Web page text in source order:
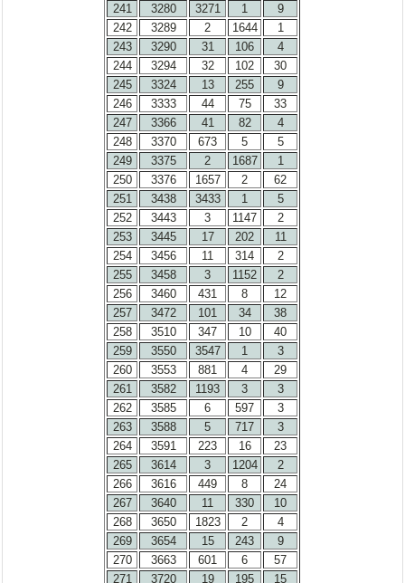
241
3280 3271 1
9
242
3289 2 1644
1
243
3290 31 106
4
244
3294 32 102
30
245
3324 13 255
9
246
3333 44 75
33
247
3366 41 82
4
248
3370 673 5
5
249
3375 2 1687
1
250
3376 1657 2
62
251
3438 3433 1
5
252
3443 3 1147
2
253
3445 17 202
11
254
3456 11 314
2
255
3458 3 1152
2
256
3460 431 8
12
257
3472 101 34
38
258
3510 347 10
40
259
3550 3547 1
3
260
3553 881 4
29
261
3582 1193 3
3
262
3585 6 597
3
263
3588 5 717
3
264
3591 223 16
23
265
3614 3 1204
2
266
3616 449 8
24
267
3640 11 330
10
268
3650 1823 2
4
269
3654 15 243
9
270
3663 601 6
57
271
3720 19 195 15